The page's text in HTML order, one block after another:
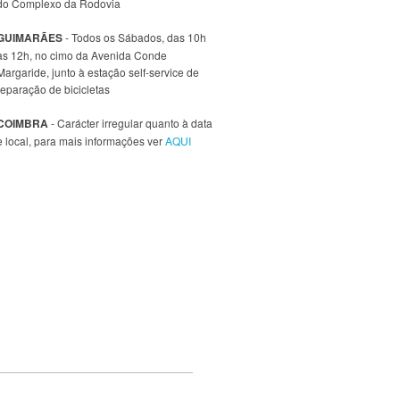
- Todos os Sábados, das 10h
12h, no cimo da Avenida Conde
junto à estação self-service de
de bicicletas
- Carácter irregular quanto à data
local, para mais informações verAQUI